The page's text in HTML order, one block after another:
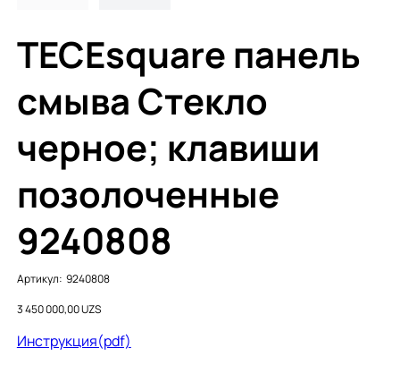
TECEsquare панель
смыва Стекло
черное; клавиши
позолоченные
9240808
Артикул: Артикул:
9240808
9240808
Цена
3 450 000,00 UZS
Инструкция(pdf)